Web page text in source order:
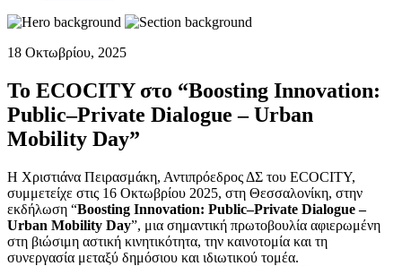
18 Οκτωβρίου, 2025
Το ECOCITY στο “Boosting Innovation:
Public–Private Dialogue – Urban
Mobility Day”
Η Χριστιάνα Πειρασμάκη, Αντιπρόεδρος ΔΣ του ECOCITY,
συμμετείχε στις 16 Οκτωβρίου 2025, στη Θεσσαλονίκη, στην
εκδήλωση “Boosting Innovation: Public–Private Dialogue –
Urban Mobility Day”, μια σημαντική πρωτοβουλία αφιερωμένη
στη βιώσιμη αστική κινητικότητα, την καινοτομία και τη
συνεργασία μεταξύ δημόσιου και ιδιωτικού τομέα.